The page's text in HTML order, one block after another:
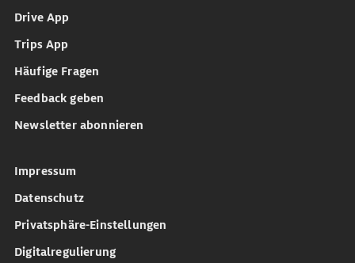
Drive App
Trips App
Häufige Fragen
Feedback geben
Newsletter abonnieren
Impressum
Datenschutz
Privatsphäre-Einstellungen
Digitalregulierung